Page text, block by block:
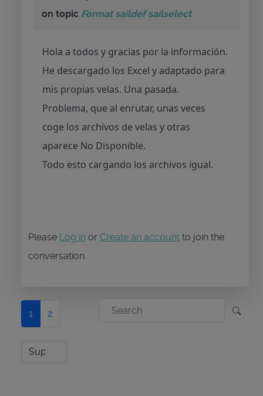
on topic Format saildef sailselect
Hola a todos y gracias por la información.
He descargado los Excel y adaptado para
mis propias velas. Una pasada.
Problema, que al enrutar, unas veces
coge los archivos de velas y otras
aparece No Disponible.
Todo esto cargando los archivos igual.
Please Log in or Create an account to join the
conversation.
1 2